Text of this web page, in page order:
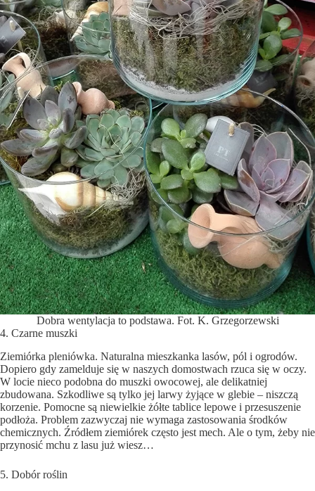
Dobra wentylacja to podstawa. Fot. K. Grzegorzewski
4. Czarne muszki
Ziemiórka pleniówka. Naturalna mieszkanka lasów, pól i ogrodów.
Dopiero gdy zamelduje się w naszych domostwach rzuca się w oczy.
W locie nieco podobna do muszki owocowej, ale delikatniej
zbudowana. Szkodliwe są tylko jej larwy żyjące w glebie – niszczą
korzenie. Pomocne są niewielkie żółte tablice lepowe i przesuszenie
podłoża. Problem zazwyczaj nie wymaga zastosowania środków
chemicznych. Źródłem ziemiórek często jest mech. Ale o tym, żeby nie
przynosić mchu z lasu już wiesz…
5. Dobór roślin